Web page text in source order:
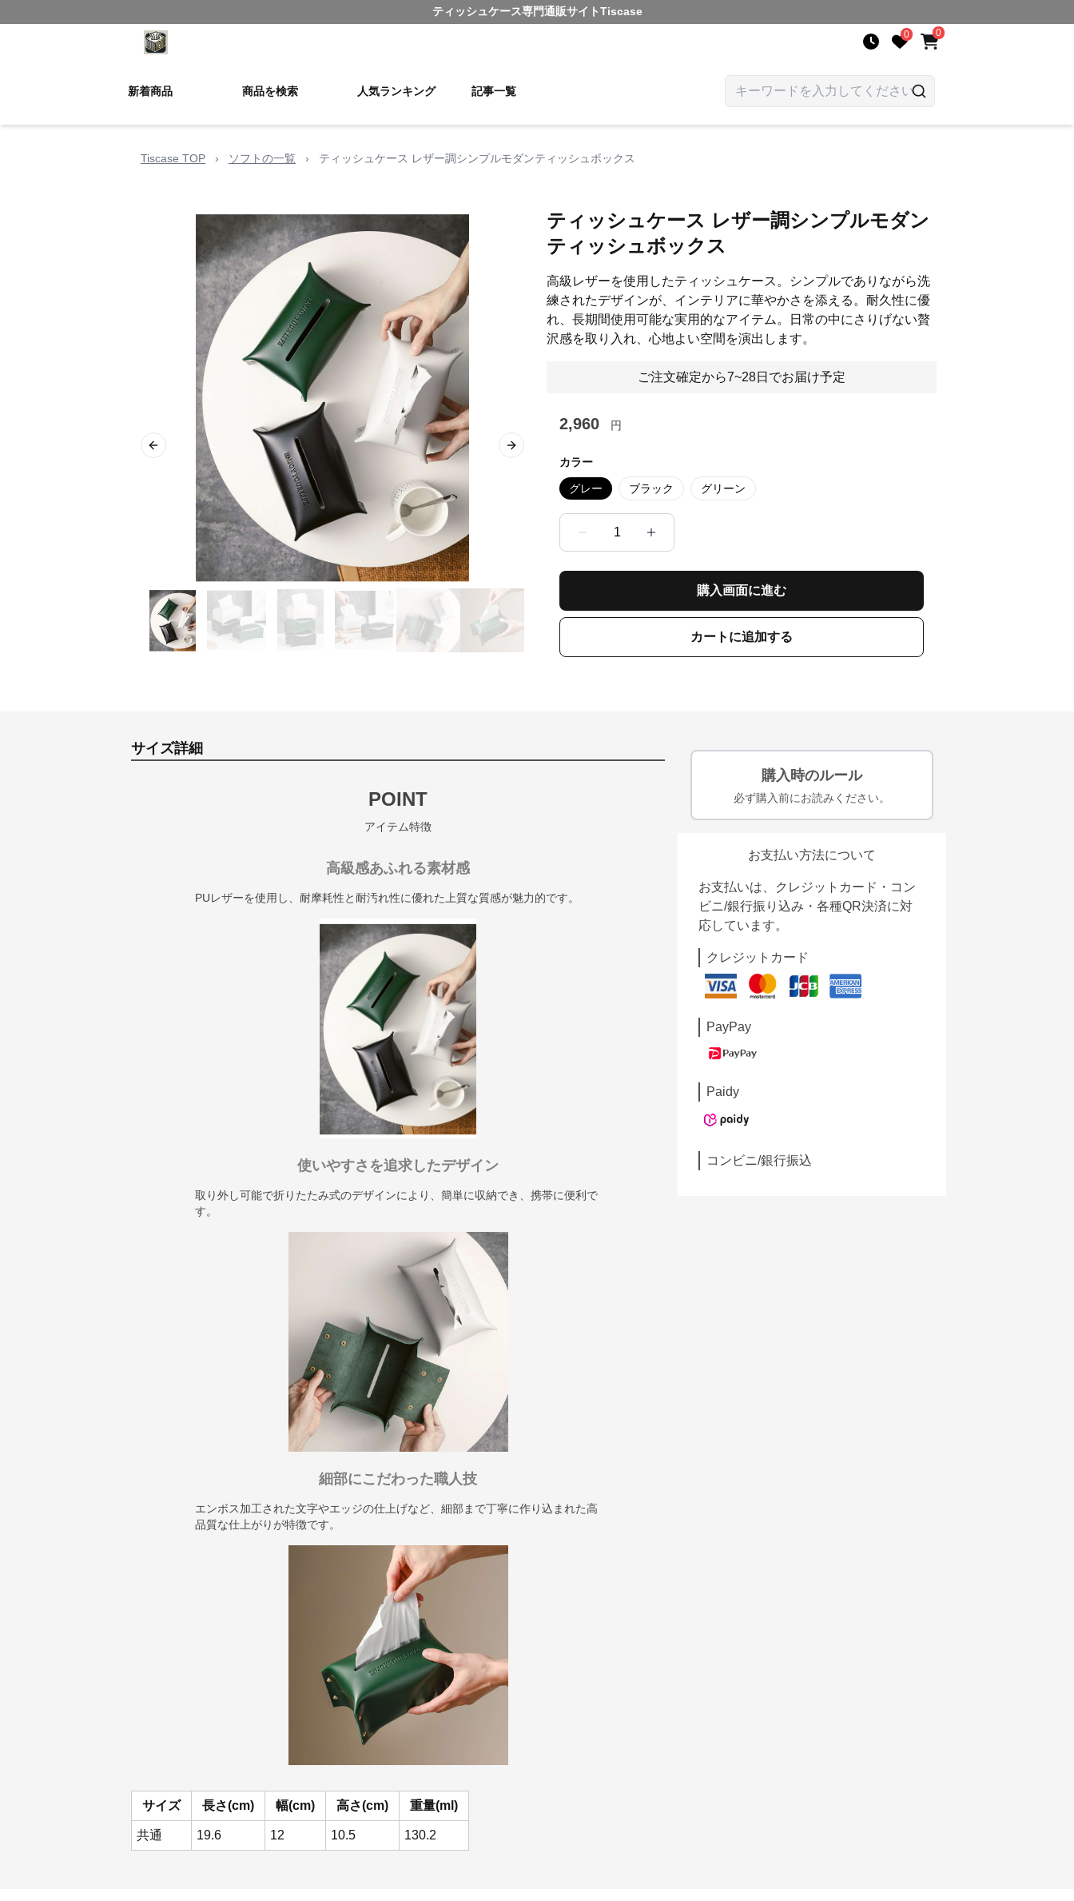
ティッシュケース専門通販サイトTiscase
0 0
新着商品 商品を検索 人気ランキング 記事一覧
Tiscase TOP › ソフトの一覧 › ティッシュケース レザー調シンプルモダンティッシュボックス
Previous slide Next slide
ティッシュケース レザー調シンプルモダン
ティッシュボックス
高級レザーを使用したティッシュケース。シンプルでありながら洗
練されたデザインが、インテリアに華やかさを添える。耐久性に優
れ、長期間使用可能な実用的なアイテム。日常の中にさりげない贅
沢感を取り入れ、心地よい空間を演出します。
ご注文確定から7~28日でお届け予定
2,960 円
カラー
グレー ブラック グリーン
1
購入画面に進む
カートに追加する
サイズ詳細
POINT
アイテム特徴
高級感あふれる素材感
PUレザーを使用し、耐摩耗性と耐汚れ性に優れた上質な質感が魅力的です。
使いやすさを追求したデザイン
取り外し可能で折りたたみ式のデザインにより、簡単に収納でき、携帯に便利で
す。
細部にこだわった職人技
エンボス加工された文字やエッジの仕上げなど、細部まで丁寧に作り込まれた高
品質な仕上がりが特徴です。
サイズ 長さ(cm) 幅(cm) 高さ(cm) 重量(ml)
共通 19.6 12 10.5 130.2
購入時のルール
必ず購入前にお読みください。
お支払い方法について
お支払いは、クレジットカード・コン
ビニ/銀行振り込み・各種QR決済に対
応しています。
クレジットカード
PayPay
Paidy
コンビニ/銀行振込